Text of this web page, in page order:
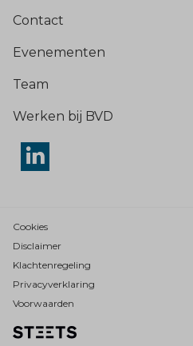
Contact
Evenementen
Team
Werken bij BVD
Cookies
Disclaimer
Klachtenregeling
Privacyverklaring
Voorwaarden